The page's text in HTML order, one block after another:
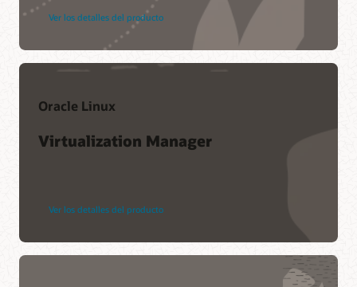
Ver los detalles del producto
Oracle Linux
Virtualization Manager
Ver los detalles del producto